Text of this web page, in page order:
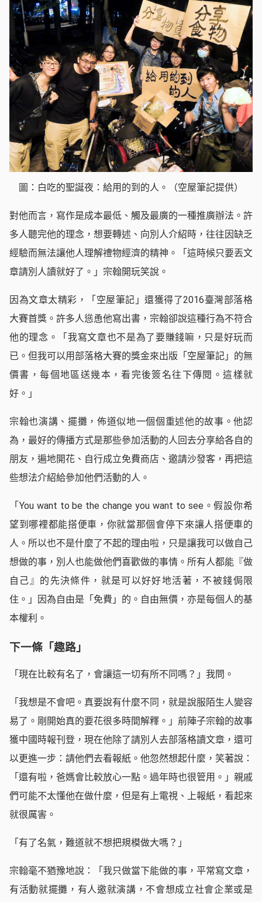
圖：白吃的聖誕夜：給用的到的人。（空屋筆記提供）
對他而言，寫作是成本最低、觸及最廣的一種推廣辦法。許
多人聽完他的理念，想要轉述、向別人介紹時，往往因缺乏
經驗而無法讓他人理解禮物經濟的精神。「這時候只要丟文
章請別人讀就好了。」宗翰開玩笑說。
因為文章太精彩，「空屋筆記」還獲得了2016臺灣部落格
大賽首獎。許多人慫恿他寫出書，宗翰卻說這種行為不符合
他的理念。「我寫文章也不是為了要賺錢嘛，只是好玩而
已。但我可以用部落格大賽的獎金來出版「空屋筆記」的無
價書，每個地區送幾本，看完後簽名往下傳閱。這樣就
好。」
宗翰也演講、擺攤，佈道似地一個個重述他的故事。他認
為，最好的傳播方式是那些參加活動的人回去分享給各自的
朋友，遍地開花、自行成立免費商店、邀請沙發客，再把這
些想法介紹給參加他們活動的人。
「You want to be the change you want to see。假設你希
望到哪裡都能搭便車，你就當那個會停下來讓人搭便車的
人。所以也不是什麼了不起的理由啦，只是讓我可以做自己
想做的事，別人也能做他們喜歡做的事情。所有人都能『做
自己』的先決條件，就是可以好好地活著，不被錢侷限
住。」因為自由是「免費」的。自由無價，亦是每個人的基
本權利。
下一條「趣路」
「現在比較有名了，會讓這一切有所不同嗎？」我問。
「我想是不會吧。真要說有什麼不同，就是說服陌生人變容
易了。剛開始真的要花很多時間解釋。」前陣子宗翰的故事
獲中國時報刊登，現在他除了請別人去部落格讀文章，還可
以更進一步：請他們去看報紙。他忽然想起什麼，笑著說：
「還有啦，爸媽會比較放心一點。過年時也很管用。」親戚
們可能不太懂他在做什麼，但是有上電視、上報紙，看起來
就很厲害。
「有了名氣，難道就不想把規模做大嗎？」
宗翰毫不猶豫地說：「我只做當下能做的事，平常寫文章，
有活動就擺攤，有人邀就演講，不會想成立社會企業或是